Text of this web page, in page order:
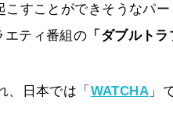
すことができそうなパ
エティ番組の 「ダブルト
、日本では「 WATCHA 」